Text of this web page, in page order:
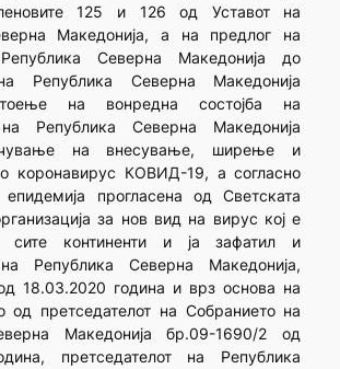
125 и 126 од Уставот на
Македонија, а на предлог на
Северна Македонија до
Република Северна Македонија
на вонредна состојба на
на Република Северна Македонија
на внесување, ширење и
коронавирус КОВИД-19, а согласно
епидемија прогласена од Светската
за нов вид на вирус кој е
сите континенти и ја зафатил и
на Република Северна Македонија,
18.03.2020 година и врз основа на
од претседателот на Собранието на
Македонија бр.09-1690/2 од
претседателот на Република